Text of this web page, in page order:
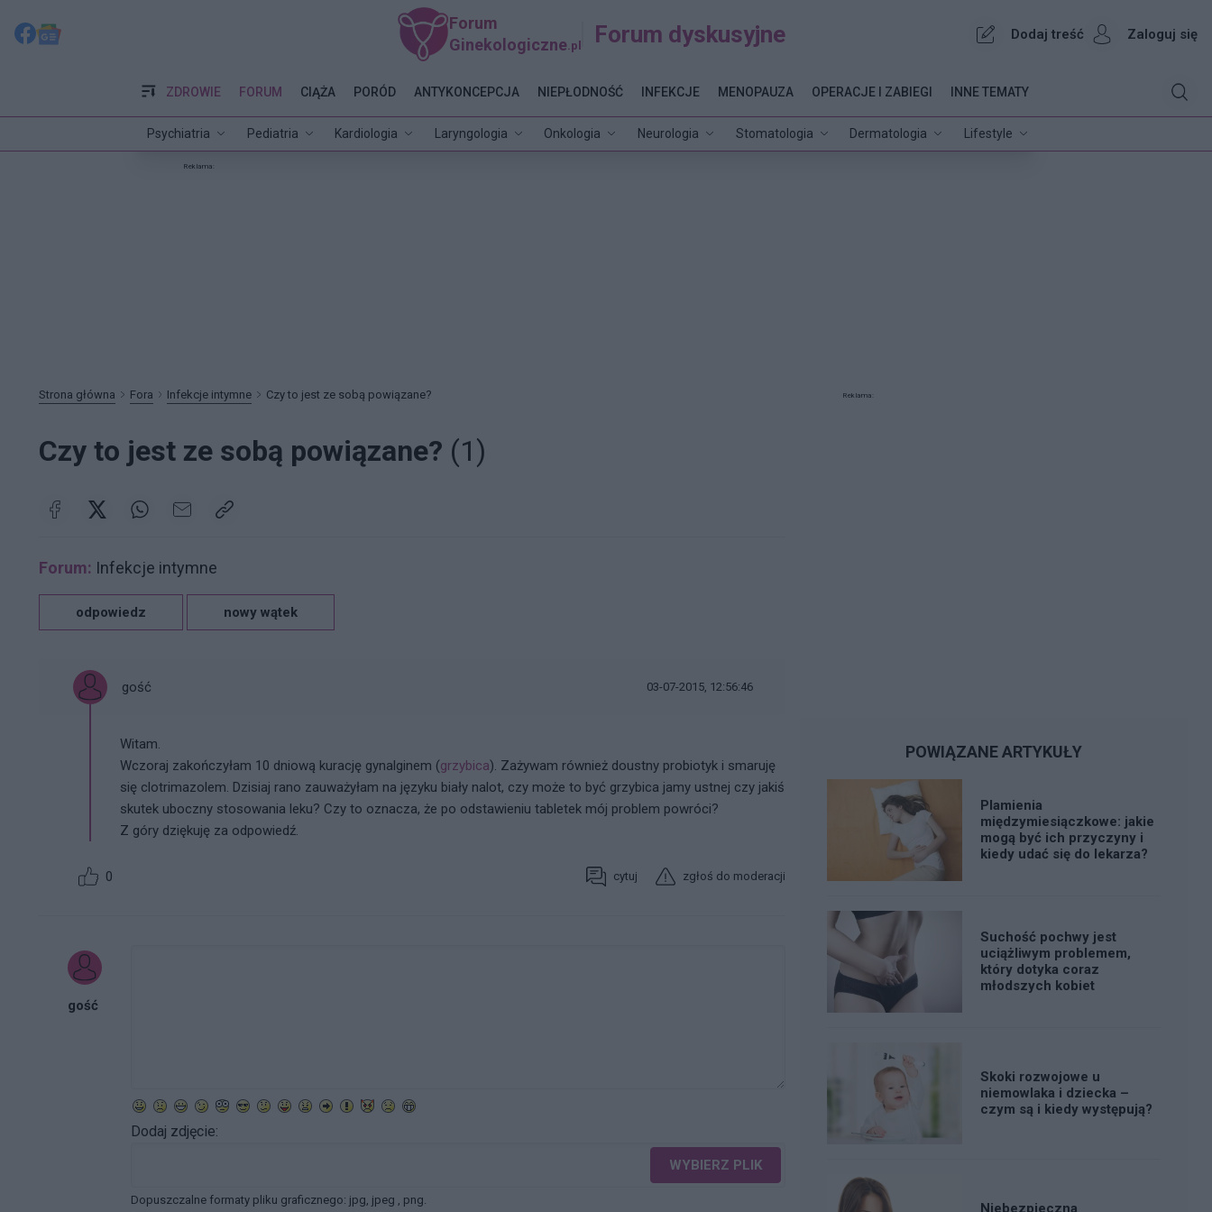
Forum
Ginekologiczne .pl Forum dyskusyjne Dodaj treść Zaloguj się
ZDROWIE
Psychiatria Pediatria Kardiologia Laryngologia Onkologia Neurologia Stomatologia Dermatologia Lifestyle
FORUM CIĄŻA PORÓD ANTYKONCEPCJA NIEPŁODNOŚĆ INFEKCJE MENOPAUZA OPERACJE I ZABIEGI INNE TEMATY
Reklama:
Strona główna Fora Infekcje intymne Czy to jest ze sobą powiązane?
Czy to jest ze sobą powiązane? (1)
Forum: Infekcje intymne
odpowiedz nowy wątek
gość 03-07-2015, 12:56:46
Witam.
Wczoraj zakończyłam 10 dniową kurację gynalginem (grzybica). Zażywam również doustny probiotyk i smaruję
się clotrimazolem. Dzisiaj rano zauważyłam na języku biały nalot, czy może to być grzybica jamy ustnej czy jakiś
skutek uboczny stosowania leku? Czy to oznacza, że po odstawieniu tabletek mój problem powróci?
Z góry dziękuję za odpowiedź.
0 cytuj zgłoś do moderacji
gość
Dodaj zdjęcie:
WYBIERZ PLIK
Dopuszczalne formaty pliku graficznego: jpg, jpeg , png.
Reklama:
POWIĄZANE ARTYKUŁY
Plamienia
międzymiesiączkowe: jakie
mogą być ich przyczyny i
kiedy udać się do lekarza?
Suchość pochwy jest
uciążliwym problemem,
który dotyka coraz
młodszych kobiet
Skoki rozwojowe u
niemowlaka i dziecka –
czym są i kiedy występują?
Niebezpieczna